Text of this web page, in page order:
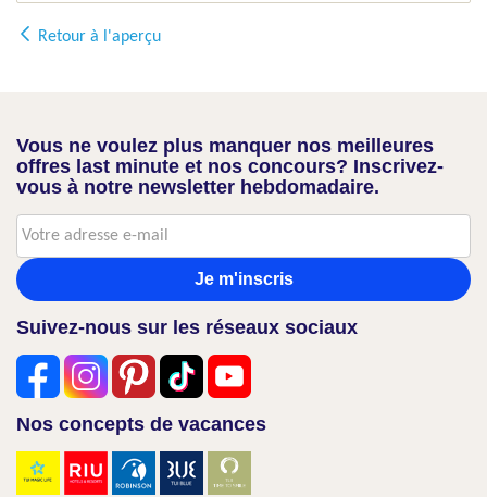
Retour à l'aperçu
Vous ne voulez plus manquer nos meilleures
offres last minute et nos concours? Inscrivez-
vous à notre newsletter hebdomadaire.
Je m'inscris
Suivez-nous sur les réseaux sociaux
Nos concepts de vacances